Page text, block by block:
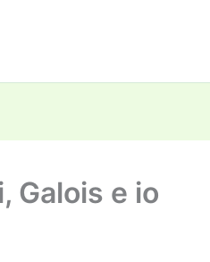
Galois e io